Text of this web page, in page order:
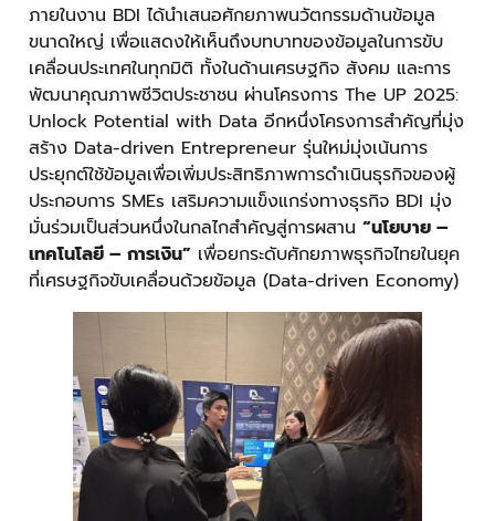
ภายในงาน BDI ได้นำเสนอศักยภาพนวัตกรรมด้านข้อมูล
ขนาดใหญ่ เพื่อแสดงให้เห็นถึงบทบาทของข้อมูลในการขับ
เคลื่อนประเทศในทุกมิติ ทั้งในด้านเศรษฐกิจ สังคม และการ
พัฒนาคุณภาพชีวิตประชาชน ผ่านโครงการ The UP 2025:
Unlock Potential with Data อีกหนึ่งโครงการสำคัญที่มุ่ง
สร้าง Data-driven Entrepreneur รุ่นใหม่มุ่งเน้นการ
ประยุกต์ใช้ข้อมูลเพื่อเพิ่มประสิทธิภาพการดำเนินธุรกิจของผู้
ประกอบการ SMEs เสริมความแข็งแกร่งทางธุรกิจ BDI มุ่ง
มั่นร่วมเป็นส่วนหนึ่งในกลไกสำคัญสู่การผสาน “นโยบาย –
เทคโนโลยี – การเงิน” เพื่อยกระดับศักยภาพธุรกิจไทยในยุค
ที่เศรษฐกิจขับเคลื่อนด้วยข้อมูล (Data-driven Economy)